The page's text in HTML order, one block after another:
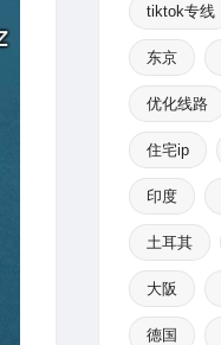
tiktok专线
东京
优化线路
住宅ip
印度
土耳其
大阪
德国